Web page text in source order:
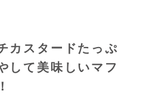
カスタードたっぷ
して美味しいマフ